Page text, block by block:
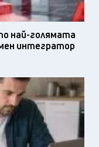
най-голямата
интегратор